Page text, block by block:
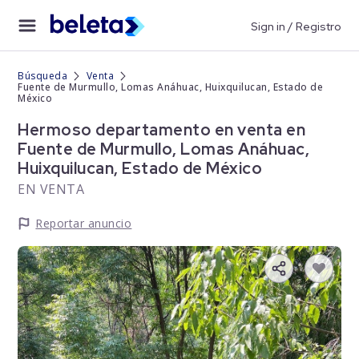
Sign in / Registro
Búsqueda
Venta
Fuente de Murmullo, Lomas Anáhuac, Huixquilucan, Estado de
México
Hermoso departamento en venta en
Fuente de Murmullo, Lomas Anáhuac,
Huixquilucan, Estado de México
EN VENTA
Reportar anuncio